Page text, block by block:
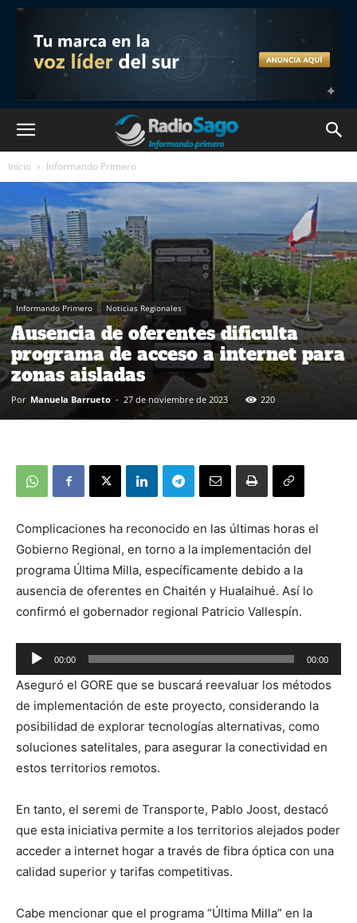
Inicio Informando Primero
Informando Primero Noticias Regionales
Ausencia de oferentes dificulta
programa de acceso a internet para
zonas aisladas
Por Manuela Barrueto - 27 de noviembre de 2023 220
Complicaciones ha reconocido en las últimas horas el
Gobierno Regional, en torno a la implementación del
programa Última Milla, específicamente debido a la
ausencia de oferentes en Chaitén y Hualaihué. Así lo
confirmó el gobernador regional Patricio Vallespín.
Reproductor
de
audio
00:00 00:00
Aseguró el GORE que se buscará reevaluar los métodos
de implementación de este proyecto, considerando la
posibilidad de explorar tecnologías alternativas, como
soluciones satelitales, para asegurar la conectividad en
estos territorios remotos.
En tanto, el seremi de Transporte, Pablo Joost, destacó
que esta iniciativa permite a los territorios alejados poder
acceder a internet hogar a través de fibra óptica con una
calidad superior y tarifas competitivas.
Cabe mencionar que el programa “Última Milla” en la